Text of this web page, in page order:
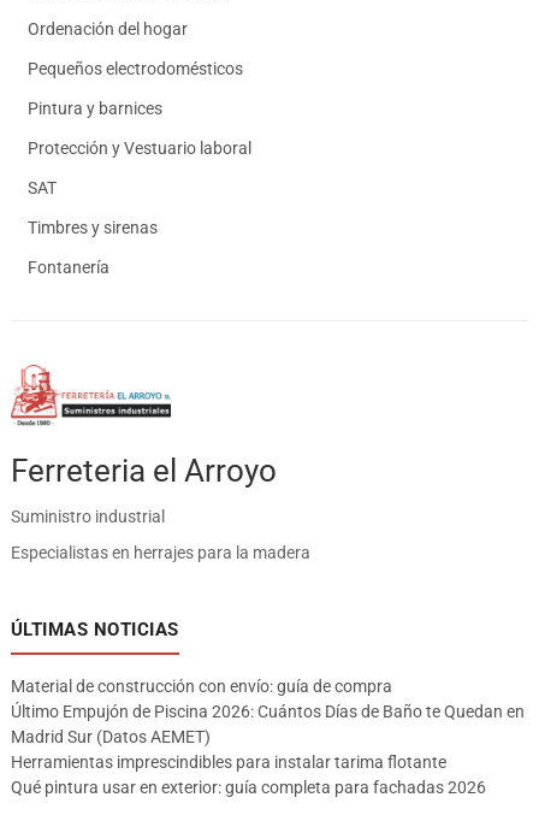
Ordenación del hogar
Pequeños electrodomésticos
Pintura y barnices
Protección y Vestuario laboral
SAT
Timbres y sirenas
Fontanería
Ferreteria el Arroyo
Suministro industrial
Especialistas en herrajes para la madera
ÚLTIMAS NOTICIAS
Material de construcción con envío: guía de compra
Último Empujón de Piscina 2026: Cuántos Días de Baño te Quedan en
Madrid Sur (Datos AEMET)
Herramientas imprescindibles para instalar tarima flotante
Qué pintura usar en exterior: guía completa para fachadas 2026